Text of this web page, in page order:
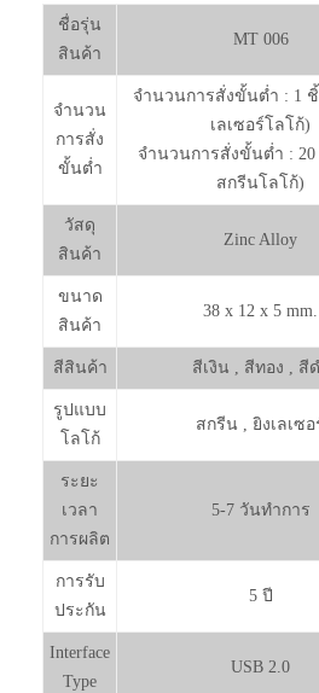
ชื่อรุ่น
สินค้า
MT 006
จำนวน
การสั่ง
ขั้นต่ำ
จำนวนการสั่งขั้นต่ำ : 1
เลเซอร์โลโก้)
จำนวนการสั่งขั้นต่ำ :
สกรีนโลโก้)
วัสดุ
สินค้า
Zinc Alloy
ขนาด
สินค้า
38 x 12 x 5 mm.
สีสินค้า สีเงิน , สีทอง , สี
รูปแบบ
โลโก้
สกรีน , ยิงเลเซอ
ระยะ
เวลา
การผลิต
5-7 วันทำการ
การรับ
ประกัน
5 ปี
Interface
Type
USB 2.0